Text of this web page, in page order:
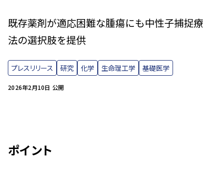
2026年2月10日 公開
既存薬剤が適応困難な腫瘍にも中性子捕捉療
法の選択肢を提供
プレスリリース 研究 化学 生命理工学 基礎医学
ポイント